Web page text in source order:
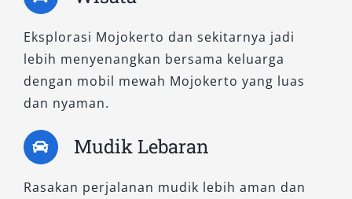
Eksplorasi Mojokerto dan sekitarnya jadi
lebih menyenangkan bersama keluarga
dengan mobil mewah Mojokerto yang luas
dan nyaman.
Mudik Lebaran
Rasakan perjalanan mudik lebih aman dan